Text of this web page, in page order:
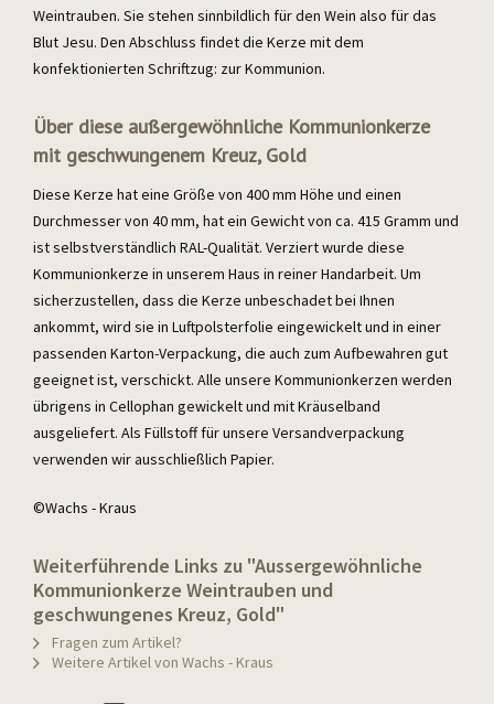
Weintrauben. Sie stehen sinnbildlich für den Wein also für das
Blut Jesu. Den Abschluss findet die Kerze mit dem
konfektionierten Schriftzug: zur Kommunion.
Über diese außergewöhnliche Kommunionkerze
mit geschwungenem Kreuz, Gold
Diese Kerze hat eine Größe von 400 mm Höhe und einen
Durchmesser von 40 mm, hat ein Gewicht von ca. 415 Gramm und
ist selbstverständlich RAL-Qualität. Verziert wurde diese
Kommunionkerze in unserem Haus in reiner Handarbeit. Um
sicherzustellen, dass die Kerze unbeschadet bei Ihnen
ankommt, wird sie in Luftpolsterfolie eingewickelt und in einer
passenden Karton-Verpackung, die auch zum Aufbewahren gut
geeignet ist, verschickt. Alle unsere Kommunionkerzen werden
übrigens in Cellophan gewickelt und mit Kräuselband
ausgeliefert. Als Füllstoff für unsere Versandverpackung
verwenden wir ausschließlich Papier.
©Wachs - Kraus
Weiterführende Links zu "Aussergewöhnliche
Kommunionkerze Weintrauben und
geschwungenes Kreuz, Gold"
Fragen zum Artikel?
Weitere Artikel von Wachs - Kraus